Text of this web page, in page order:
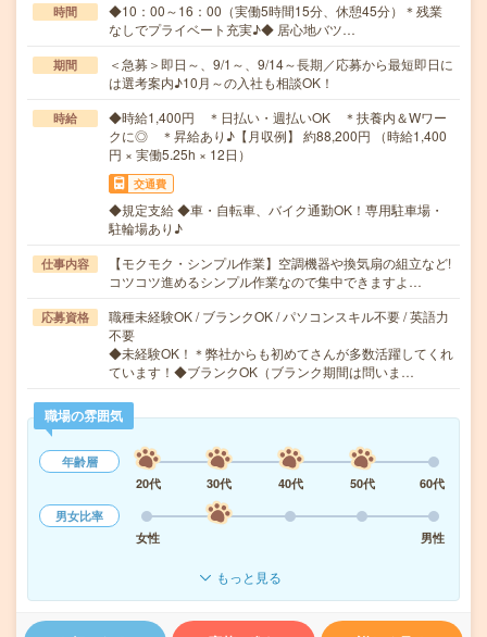
時間
◆10：00～16：00（実働5時間15分、休憩45分）＊残業
なしでプライベート充実♪◆ 居心地バツ…
期間
＜急募＞即日～、9/1～、9/14～長期／応募から最短即日に
は選考案内♪10月～の入社も相談OK！
時給
◆時給1,400円 ＊日払い・週払いOK ＊扶養内＆Wワー
クに◎ ＊昇給あり♪【月収例】 約88,200円 （時給1,400
円 × 実働5.25h × 12日）
交通費
◆規定支給 ◆車・自転車、バイク通勤OK！専用駐車場・
駐輪場あり♪
仕事内容
【モクモク・シンプル作業】空調機器や換気扇の組立など!
コツコツ進めるシンプル作業なので集中できますよ…
応募資格
職種未経験OK / ブランクOK / パソコンスキル不要 / 英語力
不要
◆未経験OK！＊弊社からも初めてさんが多数活躍してくれ
ています！◆ブランクOK（ブランク期間は問いま…
職場の雰囲気
年齢層
20代
30代 40代 50代
60代
男女比率
女性
男性
もっと見る